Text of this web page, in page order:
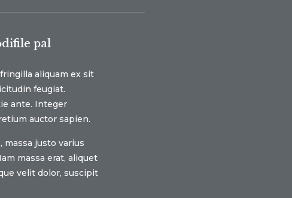
pal
aliquam ex sit
feugiat.
ante. Integer
auctor sapien.
massa justo varius
massa erat, aliquet
velit dolor, suscipit